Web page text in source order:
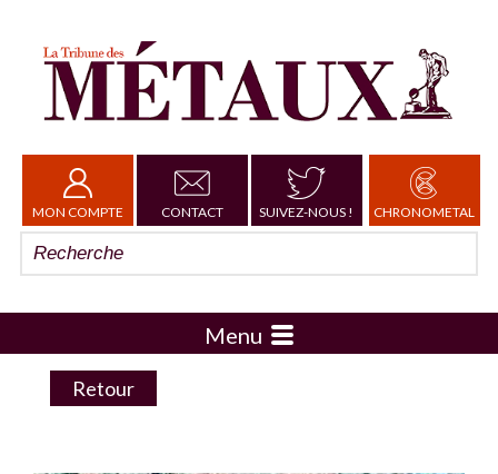
MON COMPTE CONTACT SUIVEZ-NOUS ! CHRONOMETAL
Menu
Retour